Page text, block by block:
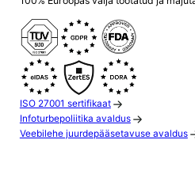
ISO 27001 sertifikaat
Infoturbepoliitika avaldus
Veebilehe juurdepääsetavuse avaldus